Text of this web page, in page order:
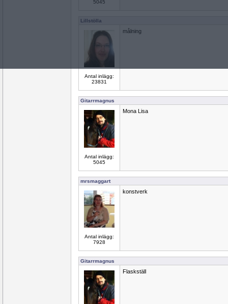
5045
Lillstölla
Antal inlägg:
23831
målning
Gitarrmagnus
Antal inlägg:
5045
Mona Lisa
mrsmaggart
Antal inlägg:
7928
konstverk
Gitarrmagnus
Flaskställ